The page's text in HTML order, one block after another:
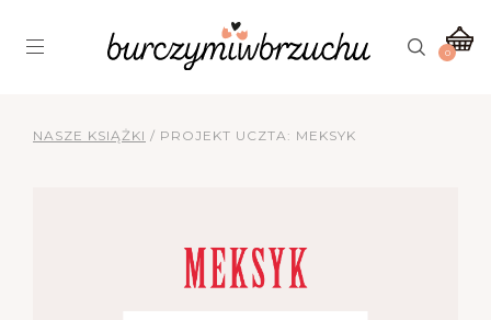
0
NASZE KSIĄŻKI / PROJEKT UCZTA: MEKSYK